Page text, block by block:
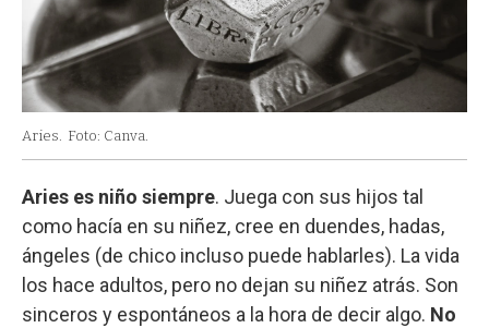
Aries. Foto: Canva.
Aries es niño siempre. Juega con sus hijos tal
como hacía en su niñez, cree en duendes, hadas,
ángeles (de chico incluso puede hablarles). La vida
los hace adultos, pero no dejan su niñez atrás. Son
sinceros y espontáneos a la hora de decir algo. No